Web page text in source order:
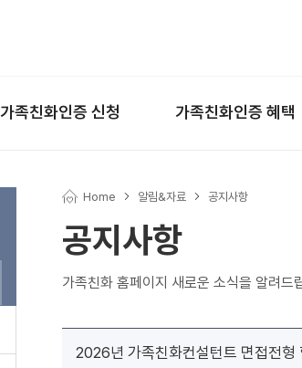
가족친화인증 신청 가족친화인증 혜택
Home 알림&자료 공지사항
공지사항
가족친화 홈페이지 새로운 소식을 알려드
2026년 가족친화컨설턴트 면접전형